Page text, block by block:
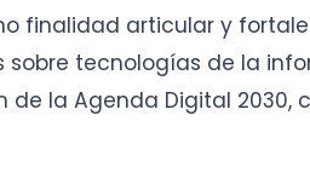
finalidad articular y
sobre tecnologías de la
de la Agenda Digital 2030,